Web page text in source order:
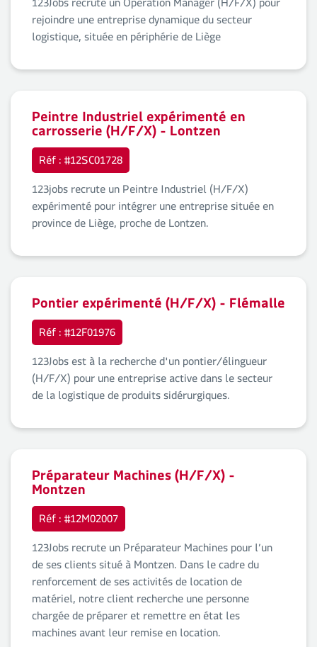
123Jobs recrute un Operation Manager (H/F/X) pour
rejoindre une entreprise dynamique du secteur
logistique, située en périphérie de Liège
Peintre Industriel expérimenté en
carrosserie (H/F/X) - Lontzen
Réf : #12SC01728
123jobs recrute un Peintre Industriel (H/F/X)
expérimenté pour intégrer une entreprise située en
province de Liège, proche de Lontzen.
Pontier expérimenté (H/F/X) - Flémalle
Réf : #12F01976
123Jobs est à la recherche d'un pontier/élingueur
(H/F/X) pour une entreprise active dans le secteur
de la logistique de produits sidérurgiques.
Préparateur Machines (H/F/X) -
Montzen
Réf : #12M02007
123Jobs recrute un Préparateur Machines pour l’un
de ses clients situé à Montzen. Dans le cadre du
renforcement de ses activités de location de
matériel, notre client recherche une personne
chargée de préparer et remettre en état les
machines avant leur remise en location.